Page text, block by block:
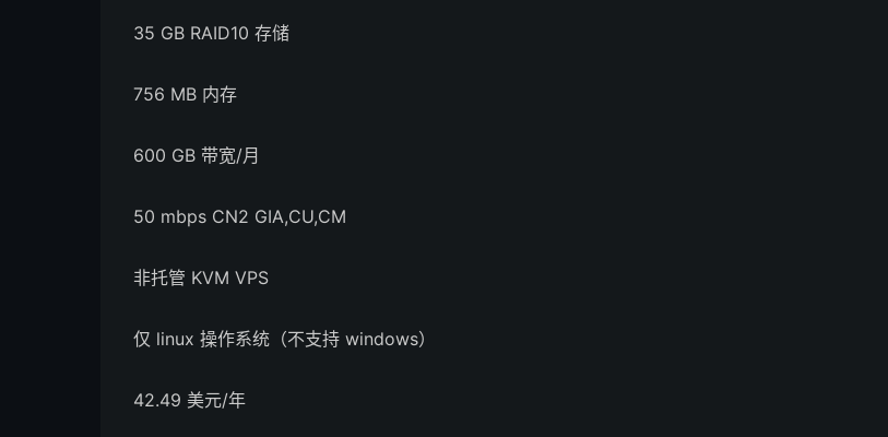
35 GB RAID10 存储
756 MB 内存
600 GB 带宽/月
50 mbps CN2 GIA,CU,CM
非托管 KVM VPS
仅 linux 操作系统（不支持 windows）
42.49 美元/年